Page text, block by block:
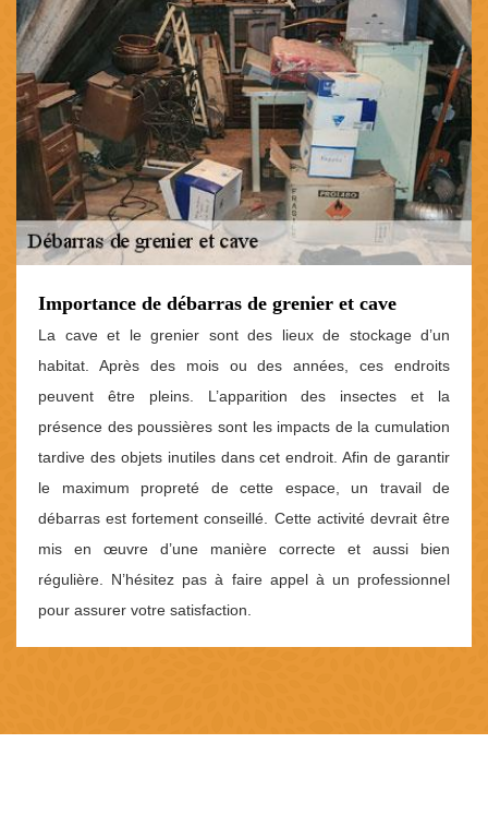
Importance de débarras de grenier et cave
La cave et le grenier sont des lieux de stockage d’un
habitat. Après des mois ou des années, ces endroits
peuvent être pleins. L’apparition des insectes et la
présence des poussières sont les impacts de la cumulation
tardive des objets inutiles dans cet endroit. Afin de garantir
le maximum propreté de cette espace, un travail de
débarras est fortement conseillé. Cette activité devrait être
mis en œuvre d’une manière correcte et aussi bien
régulière. N’hésitez pas à faire appel à un professionnel
pour assurer votre satisfaction.